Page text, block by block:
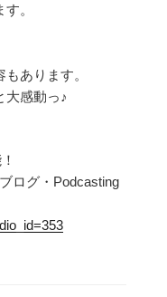
。
あります。
大感動っ♪
ログ・Podcasting